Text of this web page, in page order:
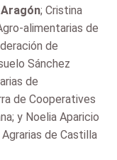
; Cristina
alimentarias de
de
Sánchez
de
de Cooperatives
y Noelia Aparicio
de Castilla